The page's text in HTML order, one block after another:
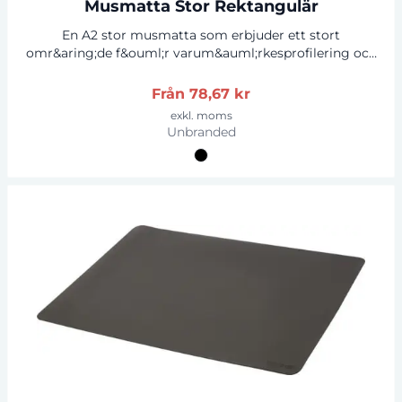
Musmatta Stor Rektangulär
En A2 stor musmatta som erbjuder ett stort
omr&aring;de f&ouml;r varum&auml;rkesprofilering och
kvalitativ svart skumbas. Tillverkad av EVA-skum och
laminerat papper.
Från 78,67 kr
exkl. moms
Unbranded